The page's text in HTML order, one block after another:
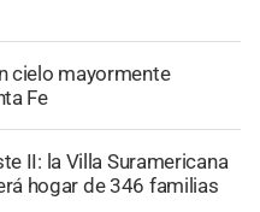
cielo mayormente
Fe
II: la Villa Suramericana
hogar de 346 familias